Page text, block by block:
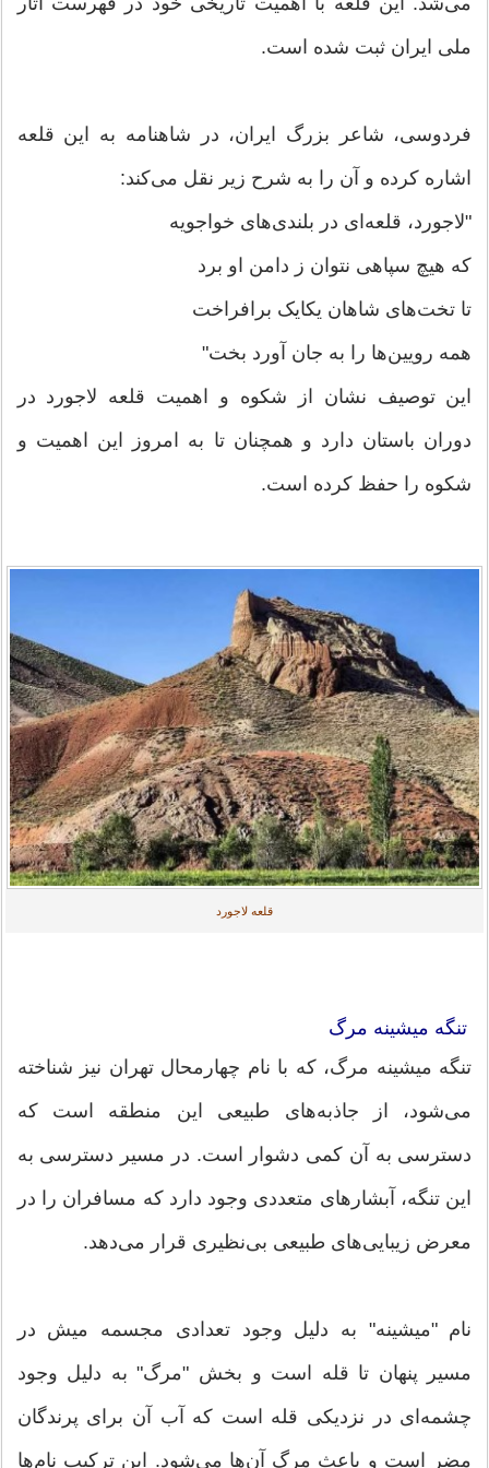
ملی ایران ثبت شده است.
فردوسی، شاعر بزرگ ایران، در شاهنامه به این قلعه
اشاره کرده و آن را به شرح زیر نقل می‌کند:
"لاجورد، قلعه‌ای در بلندی‌های خواجویه
که هیچ سپاهی نتوان ز دامن او برد
تا تخت‌های شاهان یکایک برافراخت
همه رویین‌ها را به جان آورد بخت"
این توصیف نشان از شکوه و اهمیت قلعه لاجورد در
دوران باستان دارد و همچنان تا به امروز این اهمیت و
شکوه را حفظ کرده است.
قلعه لاجورد
تنگه میشینه مرگ
تنگه میشینه مرگ، که با نام چهارمحال تهران نیز شناخته
می‌شود، از جاذبه‌های طبیعی این منطقه است که
دسترسی به آن کمی دشوار است. در مسیر دسترسی به
این تنگه، آبشارهای متعددی وجود دارد که مسافران را در
معرض زیبایی‌های طبیعی بی‌نظیری قرار می‌دهد.
نام "میشینه" به دلیل وجود تعدادی مجسمه میش در
مسیر پنهان تا قله است و بخش "مرگ" به دلیل وجود
چشمه‌ای در نزدیکی قله است که آب آن برای پرندگان
مضر است و باعث مرگ آن‌ها می‌شود. این ترکیب نام‌ها